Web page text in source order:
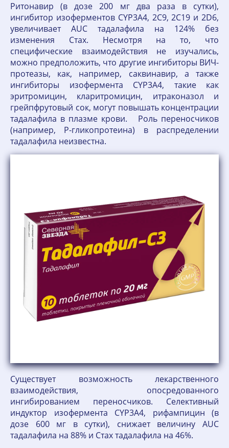
Ритонавир (в дозе 200 мг два раза в сутки),
ингибитор изоферментов CYP3A4, 2С9, 2С19 и 2D6,
увеличивает AUC тадалафила на 124% без
изменения Стах. Несмотря на то, что
специфические взаимодействия не изучались,
можно предположить, что другие ингибиторы ВИЧ-
протеазы, как, например, саквинавир, а также
ингибиторы изофермента CYP3A4, такие как
эритромицин, кларитромицин, итраконазол и
грейпфрутовый сок, могут повышать концентрации
тадалафила в плазме крови. Роль переносчиков
(например, Р-гликопротеина) в распределении
тадалафила неизвестна.
Существует возможность лекарственного
взаимодействия, опосредованного
ингибированием переносчиков. Селективный
индуктор изофермента CYP3A4, рифампицин (в
дозе 600 мг в сутки), снижает величину AUC
тадалафила на 88% и Стах тадалафила на 46%.